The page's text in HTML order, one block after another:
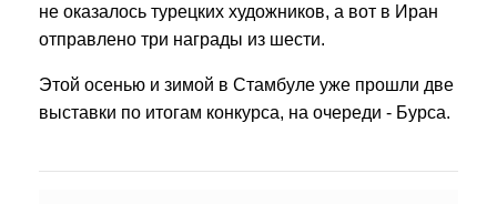
не оказалось турецких художников, а вот в Иран
отправлено три награды из шести.
Этой осенью и зимой в Стамбуле уже прошли две
выставки по итогам конкурса, на очереди - Бурса.